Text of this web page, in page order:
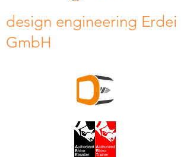
design engineering Erdei
GmbH